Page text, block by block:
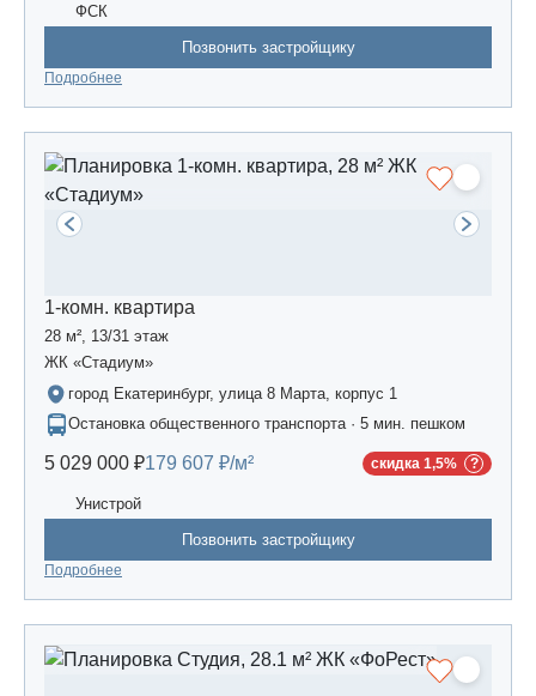
ФСК
Позвонить застройщику
Подробнее
1-комн. квартира
28 м², 13/31 этаж
ЖК «Стадиум»
город Екатеринбург, улица 8 Марта, корпус 1
Остановка общественного транспорта · 5 мин. пешком
5 029 000 ₽179 607 ₽/м² скидка 1,5%
Унистрой
Позвонить застройщику
Подробнее